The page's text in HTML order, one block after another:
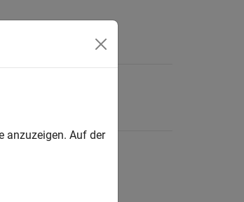
anzuzeigen. Auf der